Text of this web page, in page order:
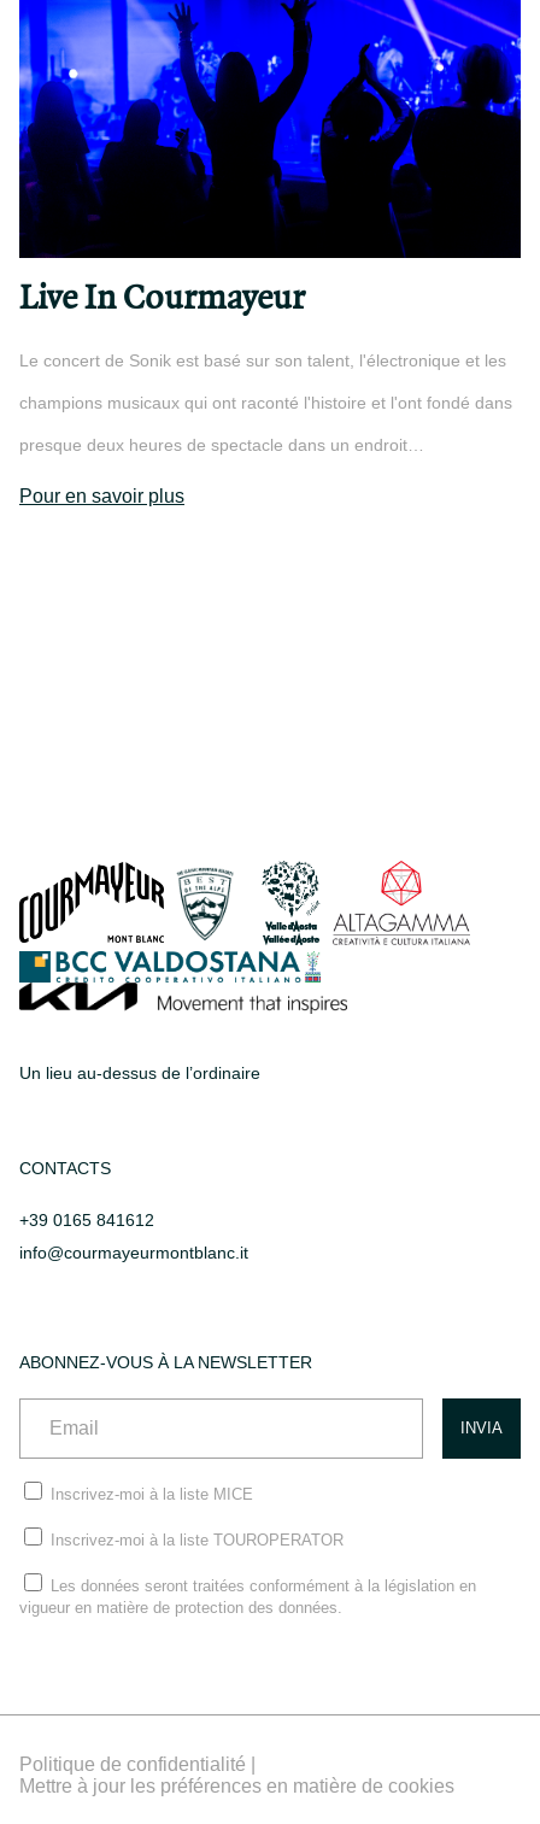
Live In Courmayeur
Le concert de Sonik est basé sur son talent, l'électronique et les
champions musicaux qui ont raconté l'histoire et l'ont fondé dans
presque deux heures de spectacle dans un endroit…
Pour en savoir plus
Un lieu au-dessus de l’ordinaire
CONTACTS
+39 0165 841612
info@courmayeurmontblanc.it
ABONNEZ-VOUS À LA NEWSLETTER
Inscrivez-moi à la liste MICE
Inscrivez-moi à la liste TOUROPERATOR
Les données seront traitées conformément à la législation en
vigueur en matière de protection des données.
Politique de confidentialité |
Mettre à jour les préférences en matière de cookies